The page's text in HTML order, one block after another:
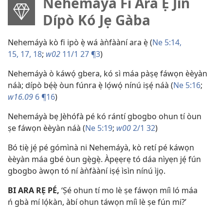
Dípò Kó Jẹ Gàba
Nehemáyà kò fi ipò ẹ̀ wá àǹfààní ara ẹ̀ (Ne 5:14,
15, 17, 18; w02 11/1 27 ¶3)
Nehemáyà ò káwọ́ gbera, kó sì máa pàṣẹ fáwọn èèyàn
náà; dípò bẹ́ẹ̀ òun fúnra ẹ̀ lọ́wọ́ nínú iṣẹ́ náà (Ne 5:16;
w16.09 6 ¶16)
Nehemáyà bẹ Jèhófà pé kó rántí gbogbo ohun tí òun
ṣe fáwọn èèyàn náà (Ne 5:19; w002/1 32)
Bó tiẹ̀ jẹ́ pé gómìnà ni Nehemáyà, kò retí pé káwọn
èèyàn máa gbé òun gẹ̀gẹ̀. Àpẹẹrẹ tó dáa nìyẹn jẹ́ fún
gbogbo àwọn tó ní àǹfààní iṣẹ́ ìsìn nínú ìjọ.
BI ARA RẸ PÉ, ‘Ṣé ohun tí mo lè ṣe fáwọn míì ló máa
ń gbà mí lọ́kàn, àbí ohun táwọn míì lè ṣe fún mi?’